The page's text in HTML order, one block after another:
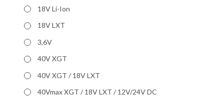
18V Li-Ion
18V LXT
3,6V
40V XGT
40V XGT / 18V LXT
40Vmax XGT / 18V LXT / 12V/24V DC